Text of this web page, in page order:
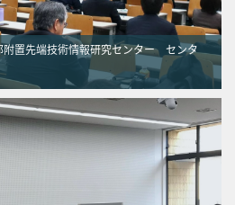
附置先端技術情報研究センター センタ